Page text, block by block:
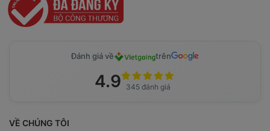
Đánh giá về trên
4.9 345 đánh giá
VỀ CHÚNG TÔI